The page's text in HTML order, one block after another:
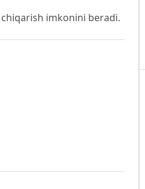
imkonini beradi.